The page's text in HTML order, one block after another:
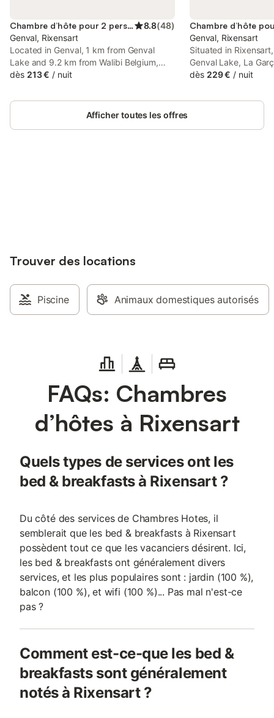
Chambre d’hôte pour 2 personnes 8.8(48)
Genval, Rixensart
Located in Genval, 1 km from Genval
Lake and 9.2 km from Walibi Belgium,
Chambres d'hôtes Eucalyptus et Glycine
accommodation with a terrace and free
dès 213 € / nuit
Genval, Rixensart
Situated in
Genval Lake, La
features
The property is
dès 229 € / nuit
Afficher toutes les offres
Trouver des locations
Piscine Animaux domestiques autorisés
FAQs: Chambres
d’hôtes à Rixensart
Quels types de services ont les
bed & breakfasts à Rixensart ?
Du côté des services de Chambres Hotes, il
semblerait que les bed & breakfasts à Rixensart
possèdent tout ce que les vacanciers désirent. Ici,
les bed & breakfasts ont généralement divers
services, et les plus populaires sont : jardin (100 %),
balcon (100 %), et wifi (100 %)... Pas mal n'est-ce
pas ?
Comment est-ce-que les bed &
breakfasts sont généralement
notés à Rixensart ?